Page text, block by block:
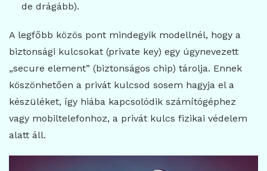
de drágább).
A legfőbb közös pont mindegyik modellnél, hogy a
biztonsági kulcsokat (private key) egy úgynevezett
„secure element” (biztonságos chip) tárolja. Ennek
köszönhetően a privát kulcsod sosem hagyja el a
készüléket, így hiába kapcsolódik számítógéphez
vagy mobiltelefonhoz, a privát kulcs fizikai védelem
alatt áll.